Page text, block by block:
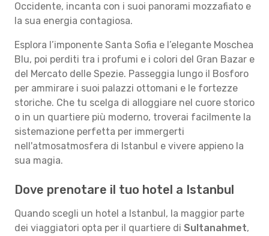
Occidente, incanta con i suoi panorami mozzafiato e
la sua energia contagiosa.
Esplora l’imponente Santa Sofia e l’elegante Moschea
Blu, poi perditi tra i profumi e i colori del Gran Bazar e
del Mercato delle Spezie. Passeggia lungo il Bosforo
per ammirare i suoi palazzi ottomani e le fortezze
storiche. Che tu scelga di alloggiare nel cuore storico
o in un quartiere più moderno, troverai facilmente la
sistemazione perfetta per immergerti
nell'atmosatmosfera di Istanbul e vivere appieno la
sua magia.
Dove prenotare il tuo hotel a Istanbul
Quando scegli un hotel a Istanbul, la maggior parte
dei viaggiatori opta per il quartiere di Sultanahmet,